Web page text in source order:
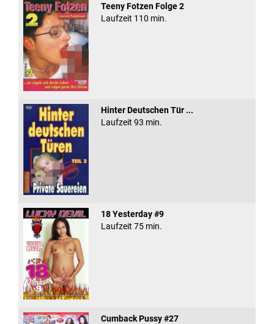
Teeny Fotzen Folge 2
Laufzeit 110 min.
Hinter Deutschen Tür ...
Laufzeit 93 min.
18 Yesterday #9
Laufzeit 75 min.
Cumback Pussy #27